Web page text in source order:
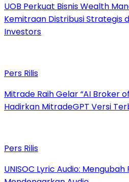
UOB Perkuat Bisnis Wealth
Kemitraan Distribusi Strategis
Investors
Pers Rilis
Mitrade Raih Gelar “AI Broker
Hadirkan MitradeGPT Versi
Pers Rilis
UNISOC Lyric Audio: